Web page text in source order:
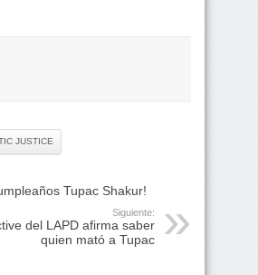
JUSTICE
Tupac Shakur!
Siguiente:
del LAPD afirma saber
quien mató a Tupac